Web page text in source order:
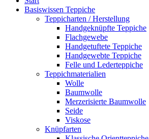
Basiswissen Teppiche
Teppich­arten / Her­stellung
Handgeknüpfte Teppiche
Flachgewebe
Handgetuftete Teppiche
Handgewebte Teppiche
Felle und Lederteppiche
Teppich­materialien
Wolle
Baumwolle
Merzerisierte Baumwolle
Seide
Viskose
Knüpfarten